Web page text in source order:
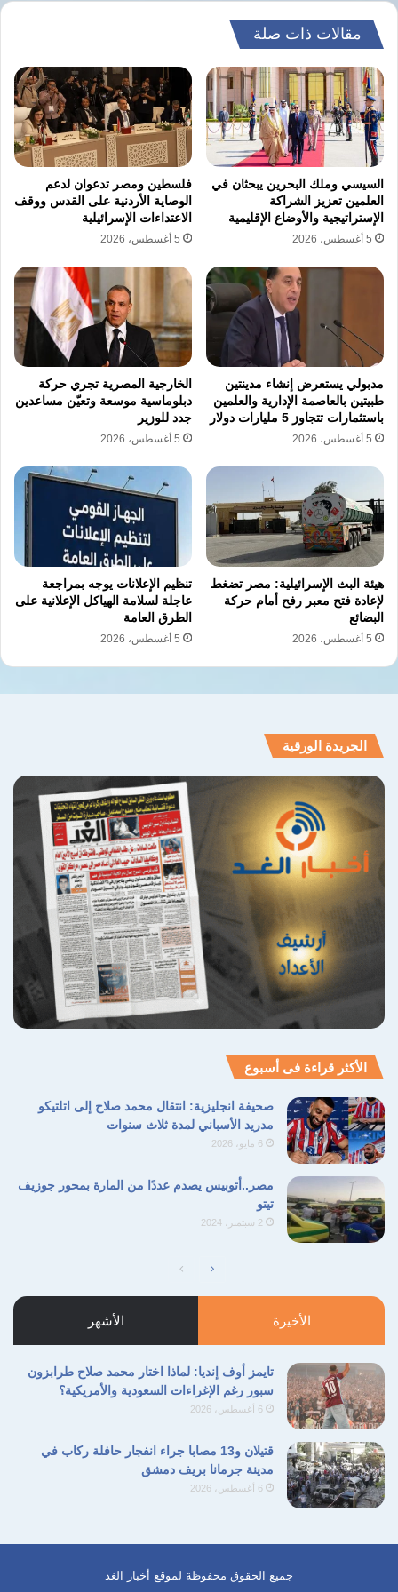
​كما طالب البيان رجل الأعمالنصيف قزمان،
رئيس مجلس الإدارة، بالخروج عن صمته والإعلان
صراحة عن رؤيته لمستقبل المؤسسة ومصير
حقوق العاملين بها.
​خطوات تصعيدية مرتقبة
​أكد الصحفيون أن الفترة المقبلة ستشهد سلسلة
من الاجتماعات المكثفة مع نقيب الصحفيين
وأعضاء مجلس النقابة، لبحث الإجراءات القانونية
والنقابية التصعيدية. وشدد البيان على أن النقابة
أعلنت دعمها الكامل لكافة خطواتهم المشروعة
لمواجهة “سياسة التسويف” التي تتبعها الإدارة.
نسخ الرابط
مقالات ذات صلة
السيسي وملك البحرين يبحثان في
العلمين تعزيز الشراكة
الإستراتيجية والأوضاع الإقليمية
5 أغسطس، 2026
فلسطين ومصر تدعوان لدعم
الوصاية الأردنية على القدس ووقف
الاعتداءات الإسرائيلية
5 أغسطس، 2026
مدبولي يستعرض إنشاء مدينتين
طبيتين بالعاصمة الإدارية والعلمين
باستثمارات تتجاوز 5 مليارات دولار
5 أغسطس، 2026
الخارجية المصرية تجري حركة
دبلوماسية موسعة وتعيّن مساعدين
جدد للوزير
5 أغسطس، 2026
هيئة البث الإسرائيلية: مصر تضغط
لإعادة فتح معبر رفح أمام حركة
البضائع
5 أغسطس، 2026
تنظيم الإعلانات يوجه بمراجعة
عاجلة لسلامة الهياكل الإعلانية على
الطرق العامة
5 أغسطس، 2026
الجريدة الورقية
الأكثر قراءة فى أسبوع
صحيفة انجليزية: انتقال محمد صلاح إلى اتلتيكو
مدريد الأسباني لمدة ثلاث سنوات
6 مايو، 2026
مصر..أتوبيس يصدم عددًا من المارة بمحور جوزيف
تيتو
2 سبتمبر، 2024
الصفحة
السابقة
الصفحة
التالية
الأخيرة الأشهر
تايمز أوف إنديا: لماذا اختار محمد صلاح طرابزون
سبور رغم الإغراءات السعودية والأمريكية؟
6 أغسطس، 2026
قتيلان و13 مصابا جراء انفجار حافلة ركاب في
مدينة جرمانا بريف دمشق
6 أغسطس، 2026
جميع الحقوق محفوظة لموقع أخبار الغد